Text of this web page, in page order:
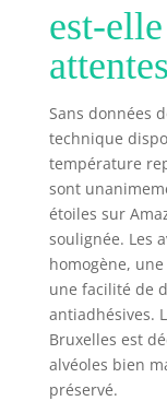
est-
Sans données
technique
température
sont
étoiles sur
soulignée. Les
homogène,
une facilité de
antiadhésives.
Bruxelles est
alvéoles bien
préservé.